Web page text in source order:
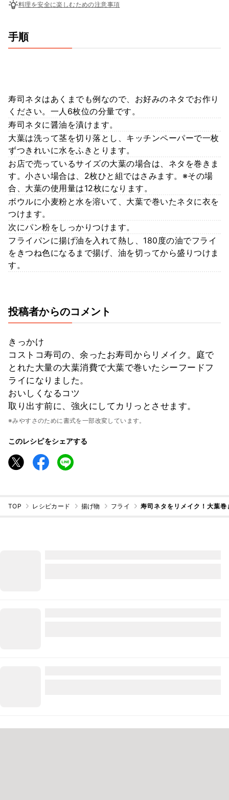
料理を安全に楽しむための注意事項
手順
寿司ネタはあくまでも例なので、お好みのネタでお作り
ください。一人6枚位の分量です。
寿司ネタに醤油を漬けます。
大葉は洗って茎を切り落とし、キッチンペーパーで一枚
ずつきれいに水をふきとります。
お店で売っているサイズの大葉の場合は、ネタを巻きま
す。小さい場合は、2枚ひと組ではさみます。※その場
合、大葉の使用量は12枚になります。
ボウルに小麦粉と水を溶いて、大葉で巻いたネタに衣を
つけます。
次にパン粉をしっかりつけます。
フライパンに揚げ油を入れて熱し、180度の油でフライ
をきつね色になるまで揚げ、油を切ってから盛りつけま
す。
投稿者からのコメント
きっかけ
コストコ寿司の、余ったお寿司からリメイク。庭で
とれた大量の大葉消費で大葉で巻いたシーフードフ
ライになりました。
おいしくなるコツ
取り出す前に、強火にしてカリっとさせます。
※みやすさのために書式を一部改変しています。
このレシピをシェアする
TOP レシピカード 揚げ物 フライ 寿司ネタをリメイク！大葉